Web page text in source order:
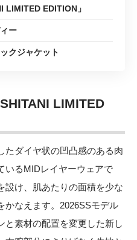
LIMITED EDITION」
ー
クジャケット
LIMITED
たダイヤ状の凹凸感のある肉
いるMIDレイヤーウェアで
設け、肌あたりの面積を少な
かなえます。2026SSモデル
と素材の配置を変更した新し